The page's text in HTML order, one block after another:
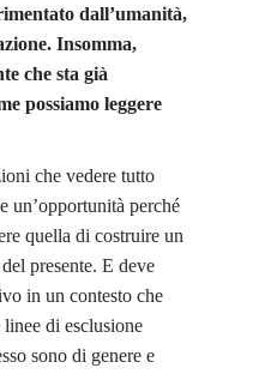
dall’umanità,
Insomma,
che sta già
possiamo leggere
che vedere tutto
un’opportunità perché
quella di costruire un
presente. E deve
in un contesto che
linee di esclusione
sono di genere e